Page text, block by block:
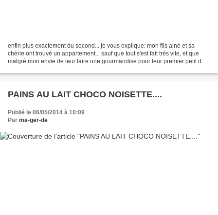
enfin plus exactement du second... je vous explique: mon fils ainé et sa
chérie ont trouvé un appartement... sauf que tout s'est fait très vite, et que
malgré mon envie de leur faire une gourmandise pour leur premier petit dej "
PAINS AU LAIT CHOCO NOISETTE....
Publié le 06/05/2014 à 10:09
Par ma-ger-de